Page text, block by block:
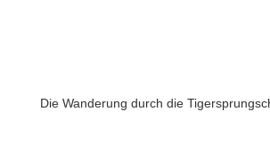
Die Wanderung durch die